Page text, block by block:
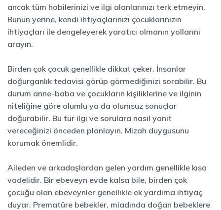
ancak tüm hobilerinizi ve ilgi alanlarınızı terk etmeyin.
Bunun yerine, kendi ihtiyaçlarınızı çocuklarınızın
ihtiyaçları ile dengeleyerek yaratıcı olmanın yollarını
arayın.
Birden çok çocuk genellikle dikkat çeker. İnsanlar
doğurganlık tedavisi görüp görmediğinizi sorabilir. Bu
durum anne-baba ve çocukların kişiliklerine ve ilginin
niteliğine göre olumlu ya da olumsuz sonuçlar
doğurabilir. Bu tür ilgi ve sorulara nasıl yanıt
vereceğinizi önceden planlayın. Mizah duygusunu
korumak önemlidir.
Aileden ve arkadaşlardan gelen yardım genellikle kısa
vadelidir. Bir ebeveyn evde kalsa bile, birden çok
çocuğu olan ebeveynler genellikle ek yardıma ihtiyaç
duyar. Prematüre bebekler, miadında doğan bebeklere